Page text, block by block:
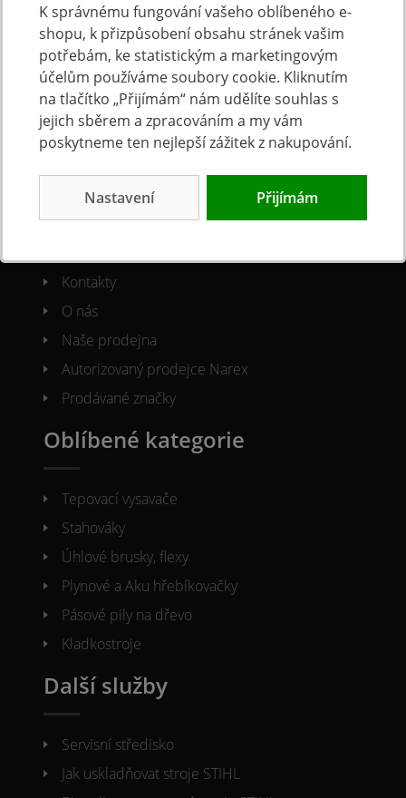
Doprava a platba
Často kladené otázky
Obchodní podmínky
Reklamacni řád
Ochrana osobních údajů
Cookies
O společnosti
Kontakty
O nás
Naše prodejna
Autorizovaný prodejce Narex
Prodávané značky
Oblíbené kategorie
Tepovací vysavače
Stahováky
Úhlové brusky, flexy
Plynové a Aku hřebíkovačky
Pásové pily na dřevo
Kladkostroje
Další služby
Servisní středisko
Jak uskladňovat stroje STIHL
K správnému fungování vašeho oblíbeného e-
shopu, k přizpůsobení obsahu stránek vašim
potřebám, ke statistickým a marketingovým
účelům používáme soubory cookie. Kliknutím
na tlačítko „Přijímám“ nám udělíte souhlas s
jejich sběrem a zpracováním a my vám
poskytneme ten nejlepší zážitek z nakupování.
Nastavení Přijímám